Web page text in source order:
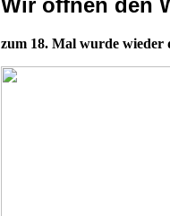
Wir öffnen den
zum 18. Mal wurde wieder